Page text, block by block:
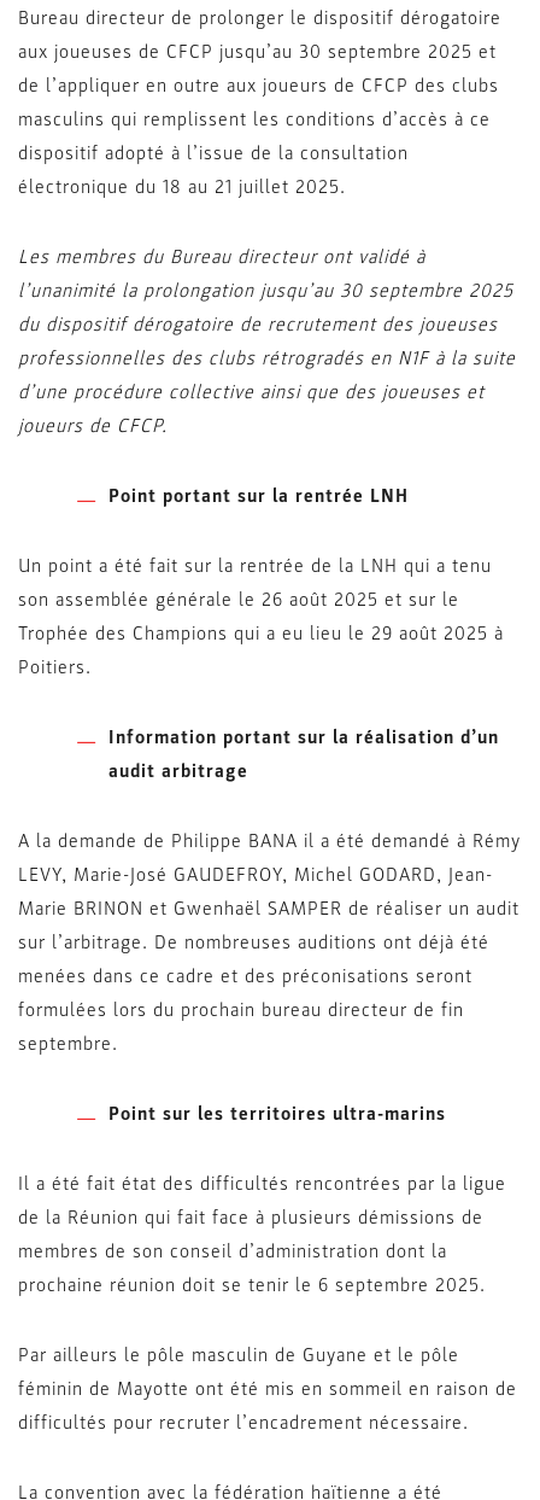
Bureau directeur de prolonger le dispositif dérogatoire
aux joueuses de CFCP jusqu’au 30 septembre 2025 et
de l’appliquer en outre aux joueurs de CFCP des clubs
masculins qui remplissent les conditions d’accès à ce
dispositif adopté à l’issue de la consultation
électronique du 18 au 21 juillet 2025.
Les membres du Bureau directeur ont validé à
l’unanimité la prolongation jusqu’au 30 septembre 2025
du dispositif dérogatoire de recrutement des joueuses
professionnelles des clubs rétrogradés en N1F à la suite
d’une procédure collective ainsi que des joueuses et
joueurs de CFCP.
Point portant sur la rentrée LNH
Un point a été fait sur la rentrée de la LNH qui a tenu
son assemblée générale le 26 août 2025 et sur le
Trophée des Champions qui a eu lieu le 29 août 2025 à
Poitiers.
Information portant sur la réalisation d’un
audit arbitrage
A la demande de Philippe BANA il a été demandé à Rémy
LEVY, Marie-José GAUDEFROY, Michel GODARD, Jean-
Marie BRINON et Gwenhaël SAMPER de réaliser un audit
sur l’arbitrage. De nombreuses auditions ont déjà été
menées dans ce cadre et des préconisations seront
formulées lors du prochain bureau directeur de fin
septembre.
Point sur les territoires ultra-marins
Il a été fait état des difficultés rencontrées par la ligue
de la Réunion qui fait face à plusieurs démissions de
membres de son conseil d’administration dont la
prochaine réunion doit se tenir le 6 septembre 2025.
Par ailleurs le pôle masculin de Guyane et le pôle
féminin de Mayotte ont été mis en sommeil en raison de
difficultés pour recruter l’encadrement nécessaire.
La convention avec la fédération haïtienne a été